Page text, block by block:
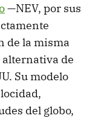
—NEV, por sus
de la misma
de
Su modelo
del globo,